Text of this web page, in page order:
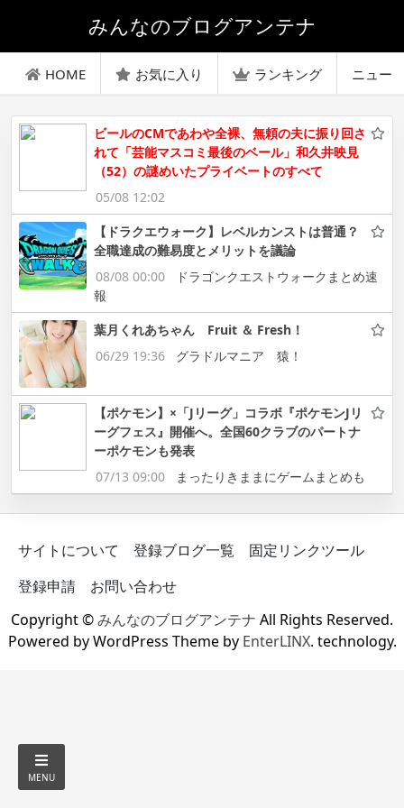
みんなのブログアンテナ
HOME お気に入り ランキング ニュー
ビールのCMであわや全裸、無頼の夫に振り回さ
れて「芸能マスコミ最後のベール」和久井映見
（52）の謎めいたプライベートのすべて
05/08 12:02
【ドラクエウォーク】レベルカンストは普通？
全職達成の難易度とメリットを議論
08/08 00:00
ドラゴンクエストウォークまとめ速
報
葉月くれあちゃん Fruit ＆ Fresh！
06/29 19:36
グラドルマニア 猿！
【ポケモン】×「Jリーグ」コラボ『ポケモンJリ
ーグフェス』開催へ。全国60クラブのパートナ
ーポケモンも発表
07/13 09:00
まったりきままにゲームまとめも
サイトについて 登録ブログ一覧
固定リンクツール
登録申請
お問い合わせ
Copyright ©みんなのブログアンテナ All Rights Reserved.
Powered by WordPress Theme by EnterLINX. technology.
MENU